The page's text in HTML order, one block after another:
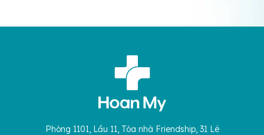
Phòng 1101, Lầu 11, Tòa nhà Friendship, 31 Lê